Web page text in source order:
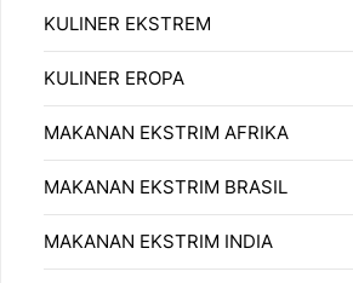
KULINER EKSTREM
KULINER EROPA
MAKANAN EKSTRIM AFRIKA
MAKANAN EKSTRIM BRASIL
MAKANAN EKSTRIM INDIA